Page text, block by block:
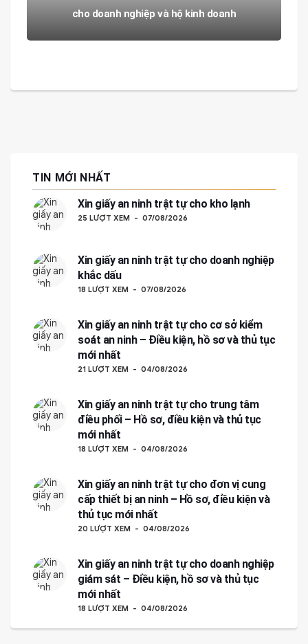
cho doanh nghiệp và hộ kinh doanh
TIN MỚI NHẤT
Xin giấy an ninh trật tự cho kho lạnh
25 LƯỢT XEM 07/08/2026
Xin giấy an ninh trật tự cho doanh nghiệp
khắc dấu
18 LƯỢT XEM 07/08/2026
Xin giấy an ninh trật tự cho cơ sở kiểm
soát an ninh – Điều kiện, hồ sơ và thủ tục
mới nhất
21 LƯỢT XEM 04/08/2026
Xin giấy an ninh trật tự cho trung tâm
điều phối – Hồ sơ, điều kiện và thủ tục
mới nhất
18 LƯỢT XEM 04/08/2026
Xin giấy an ninh trật tự cho đơn vị cung
cấp thiết bị an ninh – Hồ sơ, điều kiện và
thủ tục mới nhất
20 LƯỢT XEM 04/08/2026
Xin giấy an ninh trật tự cho doanh nghiệp
giám sát – Điều kiện, hồ sơ và thủ tục
mới nhất
18 LƯỢT XEM 04/08/2026